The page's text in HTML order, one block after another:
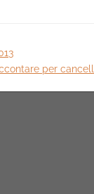
per